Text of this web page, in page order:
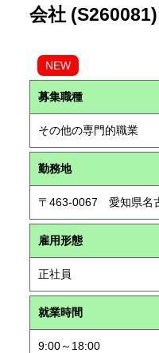
会社 (S260081)
NEW
募集職種
その他の専門的職業
勤務地
〒463-0067 愛知県名
雇用形態
正社員
就業時間
9:00～18:00